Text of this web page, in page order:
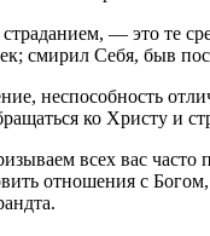
— это те
смирил Себя, быв
неспособность
ко Христу и
всех вас часто
отношения с